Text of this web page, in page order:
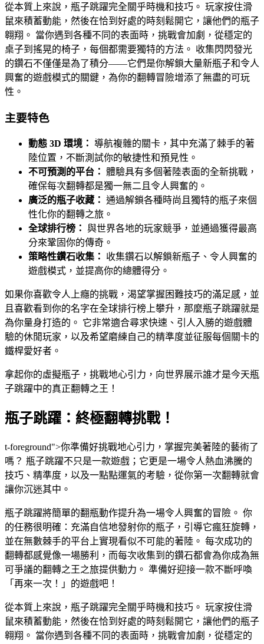
從本質上來說，瓶子跳躍完全關乎時機和技巧。 玩家按住滑
鼠來積蓄動能，然後在恰到好處的時刻鬆開它，讓他們的瓶子
翱翔。 當你遇到各種不同的表面時，挑戰會加劇，從穩定的
桌子到搖晃的椅子，每個都需要獨特的方法。 收集閃閃發光
的鑽石不僅僅是為了積分——它們是你解鎖大量新瓶子和令人
興奮的遊戲模式的關鍵，為你的翻轉冒險增添了無盡的可玩
性。
主要特色
動態 3D 環境： 導航複雜的關卡，其中充滿了棘手的著
陸位置，不斷測試你的敏捷性和預見性。
不可預測的平台： 體驗具有多個著陸表面的全新挑戰，
確保每次翻轉都是獨一無二且令人興奮的。
廣泛的瓶子收藏： 通過解鎖各種時尚且獨特的瓶子來個
性化你的翻轉之旅。
全球排行榜： 與世界各地的玩家競爭，並通過獲得最高
分來鞏固你的傳奇。
策略性鑽石收集：
收集鑽石以解鎖新瓶子、令人興奮的
遊戲模式，並提高你的總體得分。
如果你喜歡令人上癮的挑戰，渴望掌握困難技巧的滿足感，並
且喜歡看到你的名字在全球排行榜上攀升，那麼瓶子跳躍就是
為你量身打造的。 它非常適合尋求快速、引人入勝的遊戲體
驗的休閒玩家，以及希望磨練自己的精準度並征服每個關卡的
鐵桿愛好者。
拿起你的虛擬瓶子，挑戰地心引力，向世界展示誰才是今天瓶
子跳躍中的真正翻轉之王！
瓶子跳躍：終極翻轉挑戰！
t-foreground">你準備好挑戰地心引力，掌握完美著陸的藝術了
嗎？ 瓶子跳躍不只是一款遊戲；它更是一場令人熱血沸騰的
技巧、精準度，以及一點點運氣的考驗，從你第一次翻轉就會
讓你沉迷其中。
瓶子跳躍將簡單的翻瓶動作提升為一場令人興奮的冒險。 你
的任務很明確：充滿自信地發射你的瓶子，引導它瘋狂旋轉，
並在無數棘手的平台上實現看似不可能的著陸。 每次成功的
翻轉都感覺像一場勝利，而每次收集到的鑽石都會為你成為無
可爭議的翻轉之王之旅提供動力。 準備好迎接一款不斷呼喚
「再來一次！」的遊戲吧！
從本質上來說，瓶子跳躍完全關乎時機和技巧。 玩家按住滑
鼠來積蓄動能，然後在恰到好處的時刻鬆開它，讓他們的瓶子
翱翔。 當你遇到各種不同的表面時，挑戰會加劇，從穩定的